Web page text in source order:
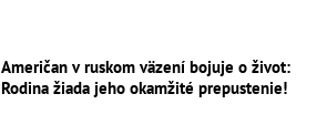
Američan v ruskom väzení bojuje o život:
Rodina žiada jeho okamžité prepustenie!